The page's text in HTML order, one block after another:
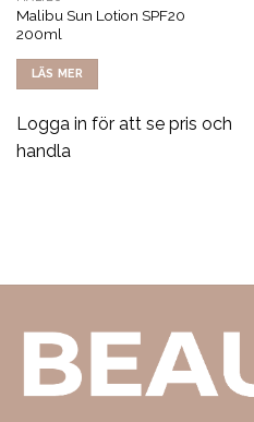
Malibu Sun Lotion SPF20
200ml
LÄS MER
Logga in för att se pris och
handla